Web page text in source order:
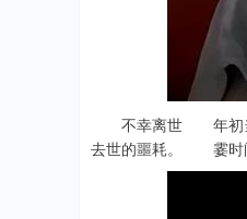
不幸离世 年初当大
去世的噩耗。 霎时间